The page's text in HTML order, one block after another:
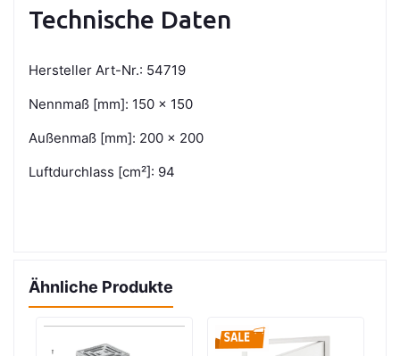
Technische Daten
Hersteller Art-Nr.: 54719
Nennmaß [mm]: 150 x 150
Außenmaß [mm]: 200 x 200
Luftdurchlass [cm²]: 94
Ähnliche Produkte